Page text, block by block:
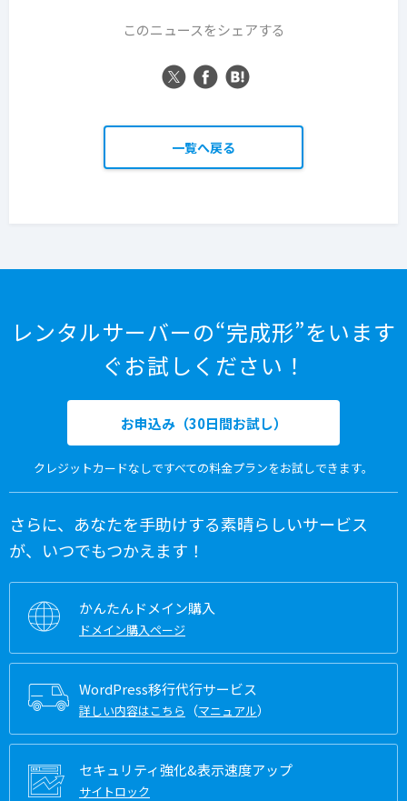
このニュースをシェアする
一覧へ戻る
レンタルサーバーの“完成形”をいます
ぐお試しください！
お申込み（30日間お試し）
クレジットカードなしですべての料金プランをお試しできます。
さらに、あなたを手助けする素晴らしいサービス
が、いつでもつかえます！
かんたんドメイン購入
ドメイン購入ページ
WordPress移行代行サービス
詳しい内容はこちら （マニュアル）
セキュリティ強化&表示速度アップ
サイトロック